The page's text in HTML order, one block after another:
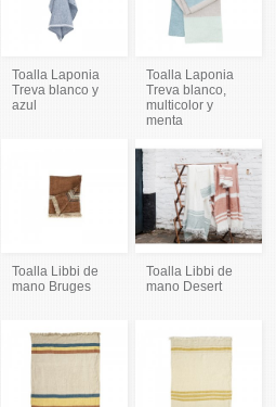
Toalla Laponia
Treva blanco y
azul
Toalla Laponia
Treva blanco,
multicolor y
menta
Toalla Libbi de
mano Bruges
Toalla Libbi de
mano Desert